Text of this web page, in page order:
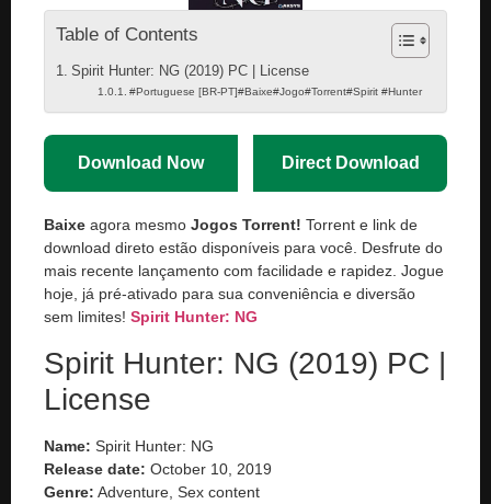
Table of Contents
Spirit Hunter: NG (2019) PC | License
#Portuguese [BR-PT]#Baixe#Jogo#Torrent#Spirit #Hunter
Download Now Direct Download
Baixe agora mesmo Jogos Torrent! Torrent e link de
download direto estão disponíveis para você. Desfrute do
mais recente lançamento com facilidade e rapidez. Jogue
hoje, já pré-ativado para sua conveniência e diversão
sem limites! Spirit Hunter: NG
Spirit Hunter: NG (2019) PC |
License
Name: Spirit Hunter: NG
Release date: October 10, 2019
Genre: Adventure, Sex content